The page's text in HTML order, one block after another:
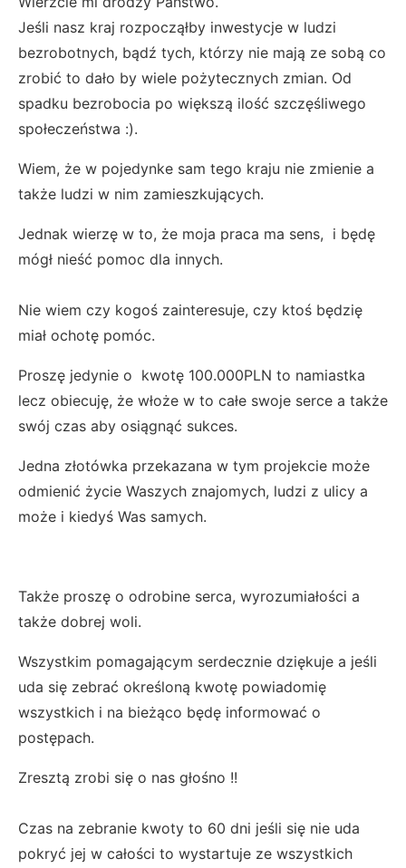
Jeśli nasz kraj rozpocząłby inwestycje w ludzi
bezrobotnych, bądź tych, którzy nie mają ze sobą co
zrobić to dało by wiele pożytecznych zmian. Od
spadku bezrobocia po większą ilość szczęśliwego
społeczeństwa :).
Wiem, że w pojedynke sam tego kraju nie zmienie a
także ludzi w nim zamieszkujących.
Jednak wierzę w to, że moja praca ma sens, i będę
mógł nieść pomoc dla innych.
Nie wiem czy kogoś zainteresuje, czy ktoś będzię
miał ochotę pomóc.
Proszę jedynie o kwotę 100.000PLN to namiastka
lecz obiecuję, że włoże w to całe swoje serce a także
swój czas aby osiągnąć sukces.
Jedna złotówka przekazana w tym projekcie może
odmienić życie Waszych znajomych, ludzi z ulicy a
może i kiedyś Was samych.
Także proszę o odrobine serca, wyrozumiałości a
także dobrej woli.
Wszystkim pomagającym serdecznie dziękuje a jeśli
uda się zebrać określoną kwotę powiadomię
wszystkich i na bieżąco będę informować o
postępach.
Zresztą zrobi się o nas głośno !!
Czas na zebranie kwoty to 60 dni jeśli się nie uda
pokryć jej w całości to wystartuje ze wszystkich